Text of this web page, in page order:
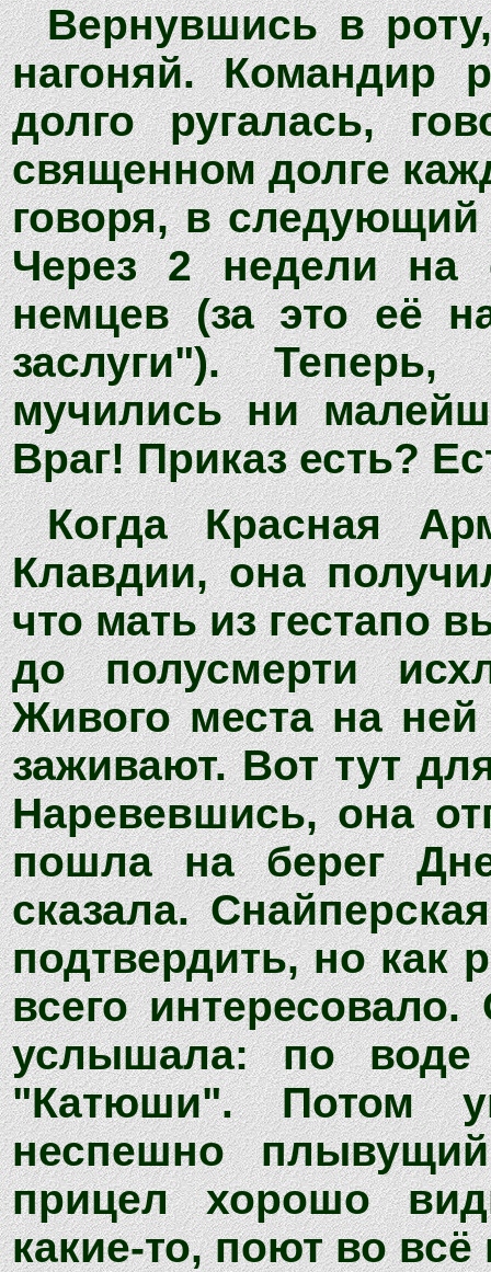
Вернувшись в
нагоняй. Командир
долго ругалась,
священном долге
говоря, в
Через 2 недели
немцев (за это её
заслуги").
мучились ни
Враг! Приказ есть?
Когда Красная
Клавдии, она
что мать из гестапо
до полусмерти
Живого места на
заживают. Вот тут
Наревевшись, она
пошла на берег
сказала.
подтвердить, но как
всего
услышала: по воде
"Катюши". Потом
неспешно
прицел хорошо
какие-то, поют во всё